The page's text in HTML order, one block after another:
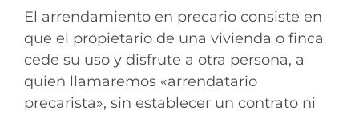
El arrendamiento en precario consiste en
que el propietario de una vivienda o finca
cede su uso y disfrute a otra persona, a
quien llamaremos «arrendatario
precarista», sin establecer un contrato ni